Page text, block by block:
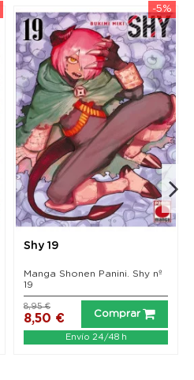
-5%
Shy 19
Manga Shonen Panini. Shy nº
19
8,50 €
8,95 €
Comprar
Envío 24/48 h